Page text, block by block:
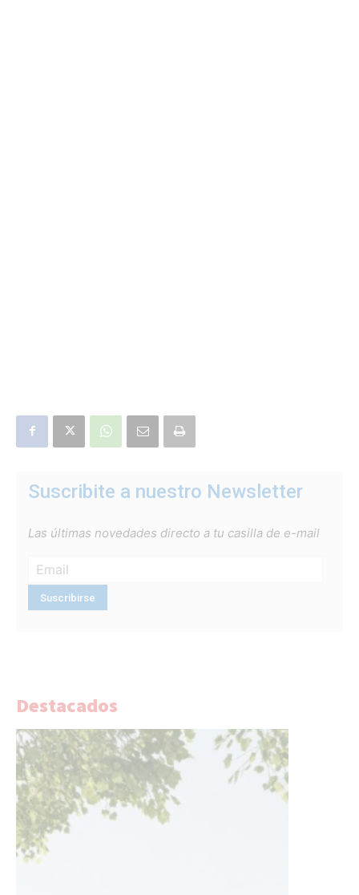
Suscribite a nuestro Newsletter
Las últimas novedades directo a tu casilla de e-mail
Destacados